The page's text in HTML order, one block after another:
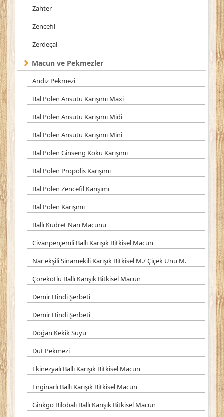
Zahter
Zencefil
Zerdeçal
Macun ve Pekmezler
Andız Pekmezi
Bal Polen Arısütü Karışımı Maxi
Bal Polen Arısütü Karışımı Midi
Bal Polen Arısütü Karışımı Mini
Bal Polen Ginseng Kökü Karışımı
Bal Polen Propolis Karışımı
Bal Polen Zencefil Karışımı
Bal Polen Karışımı
Ballı Kudret Narı Macunu
Civanperçemli Ballı Karışık Bitkisel Macun
Nar ekşili Sinamekili Karışık Bitkisel M./ Çiçek Unu M.
Çörekotlu Ballı Karışık Bitkisel Macun
Demir Hindi Şerbeti
Demir Hindi Şerbeti
Doğan Kekik Suyu
Dut Pekmezi
Ekinezyalı Ballı Karışık Bitkisel Macun
Enginarlı Ballı Karışık Bitkisel Macun
Ginkgo Bilobalı Ballı Karışık Bitkisel Macun